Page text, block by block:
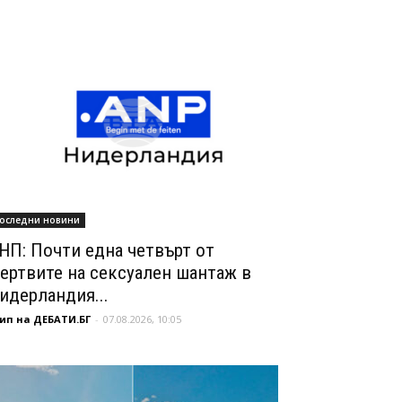
новини
Почти една четвърт от
на сексуален шантаж в
на ДЕБАТИ.БГ - 07.08.2026, 10:05